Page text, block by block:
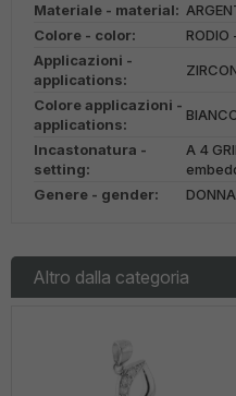
Materiale - material:
Colore - color:
Applicazioni -
applications:
Colore applicazioni -
applications:
Incastonatura -
setting:
A 4
Genere - gender:
Altro dalla categoria